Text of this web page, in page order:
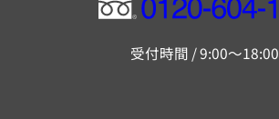
フ
ー
受付時間 / 9:00～18:00